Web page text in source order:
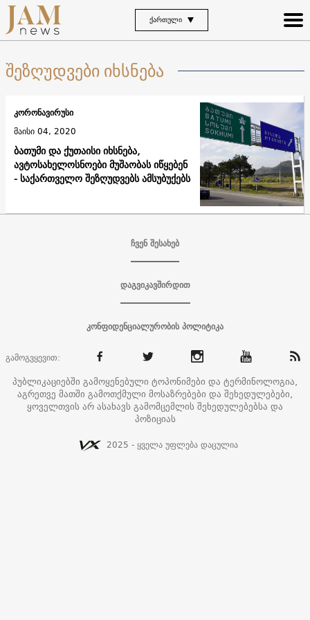
ᲥᲐᲠᲗᲣᲚᲘ
შეზღუდვები იხსნება
ბათუმი და ქუთაისი იხსნება,
ავტოსახელოსნოები მუშაობას იწყებენ
- საქართველო შეზღუდვებს ამსუბუქებს
კორონავირუსი
მაისი 04, 2020
ჩვენ შესახებ
დაგვიკავშირდით
კონფიდენციალურობის პოლიტიკა
გამოგვყევით:
პუბლიკაციებში გამოყენებული ტოპონიმები და ტერმინოლოგია,
აგრეთვე მათში გამოთქმული მოსაზრებები და შეხედულებები,
ყოველთვის არ ასახავს გამომცემლის შეხედულებებსა და
პოზიციას
2025 - ყველა უფლება დაცულია